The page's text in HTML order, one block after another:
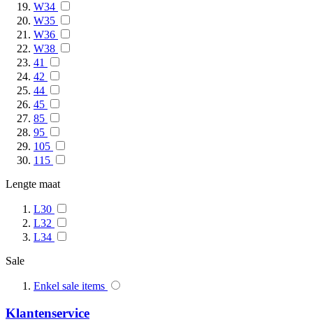
W34
W35
W36
W38
41
42
44
45
85
95
105
115
Lengte maat
L30
L32
L34
Sale
Enkel sale items
Klantenservice